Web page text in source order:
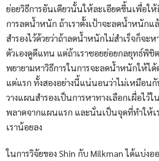
ย่อยวิธีการอันเดียวนั้นให้ละเอียดขี้นเพื่อให้
การลดน้ำหนัก ถ้าเราตั้งเป้าจะลดน้ำหนักแ
สำรองไว้ด้วยว่าถ้าลดน้ำหนักไม่สำเร็จก็จะ
ตัวเองดูดีแทน แต่ถ้าเราซอยย่อยกลยุทธ์พิชิ
พยายามหาวิธีการในการจะลดน้ำหนักให้ไ
แต่แรก ทั้งสองอย่างนี้แน่นอนว่าไม่เหมือนกั
วางแผนสำรองเป็นการหาทางเลือกเผื่อไว้
พลาดจากแผนแรก และนั่นเป็นจุดที่ทำให้
เราน้อยลง
ในการวิจัยของ Shin กับ Milkman ได้แบ่งอ